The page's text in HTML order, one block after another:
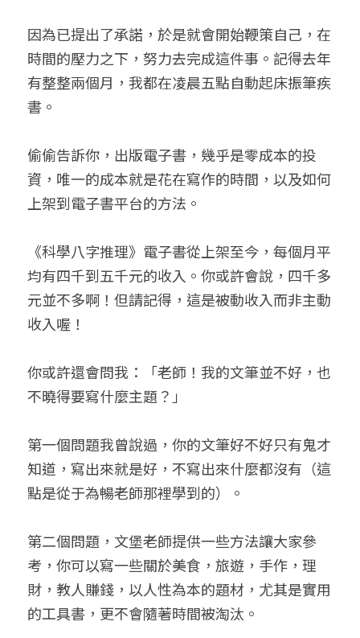
因為已提出了承諾，於是就會開始鞭策自己，在
時間的壓力之下，努力去完成這件事。記得去年
有整整兩個月，我都在凌晨五點自動起床振筆疾
書。
偷偷告訴你，出版電子書，幾乎是零成本的投
資，唯一的成本就是花在寫作的時間，以及如何
上架到電子書平台的方法。
《科學八字推理》電子書從上架至今，每個月平
均有四千到五千元的收入。你或許會說，四千多
元並不多啊！但請記得，這是被動收入而非主動
收入喔！
你或許還會問我：「老師！我的文筆並不好，也
不曉得要寫什麼主題？」
第一個問題我曾說過，你的文筆好不好只有鬼才
知道，寫出來就是好，不寫出來什麼都沒有（這
點是從于為暢老師那裡學到的）。
第二個問題，文堡老師提供一些方法讓大家參
考，你可以寫一些關於美食，旅遊，手作，理
財，教人賺錢，以人性為本的題材，尤其是實用
的工具書，更不會隨著時間被淘汰。